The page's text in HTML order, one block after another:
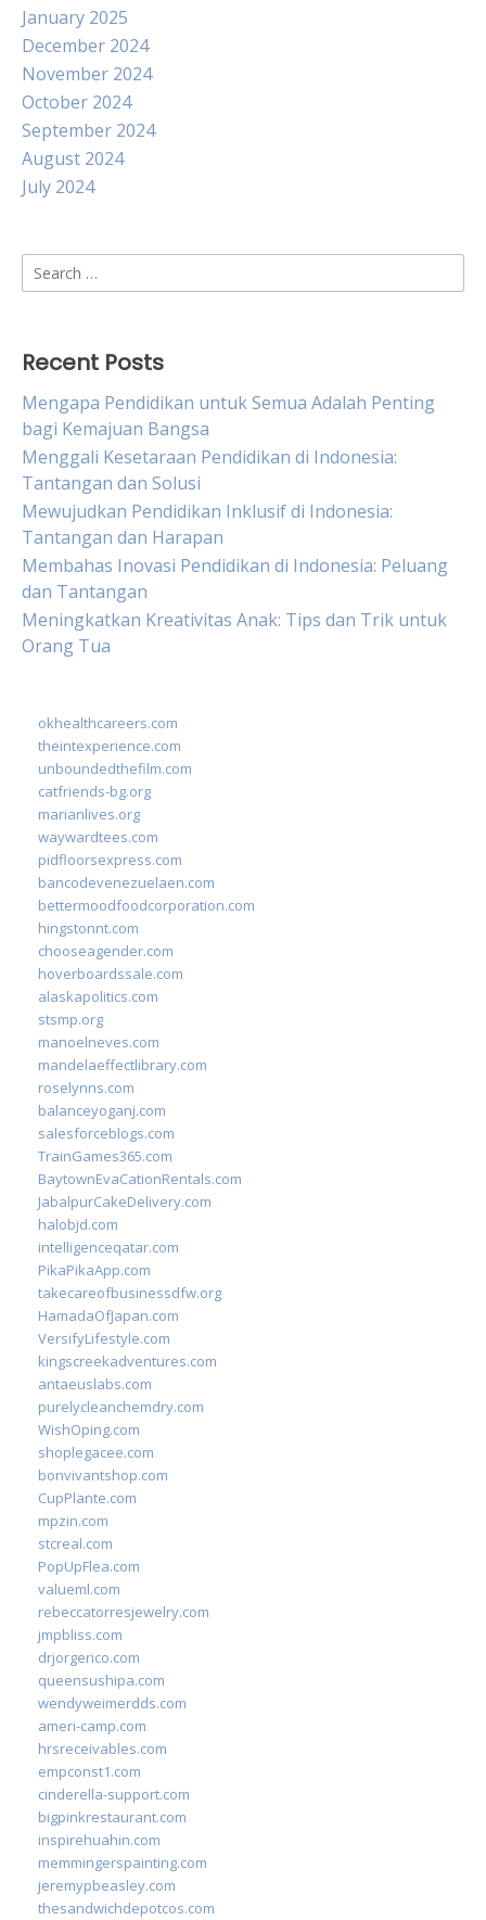
January 2025
December 2024
November 2024
October 2024
September 2024
August 2024
July 2024
Search
for:
Recent Posts
Mengapa Pendidikan untuk Semua Adalah Penting
bagi Kemajuan Bangsa
Menggali Kesetaraan Pendidikan di Indonesia:
Tantangan dan Solusi
Mewujudkan Pendidikan Inklusif di Indonesia:
Tantangan dan Harapan
Membahas Inovasi Pendidikan di Indonesia: Peluang
dan Tantangan
Meningkatkan Kreativitas Anak: Tips dan Trik untuk
Orang Tua
okhealthcareers.com
theintexperience.com
unboundedthefilm.com
catfriends-bg.org
marianlives.org
waywardtees.com
pidfloorsexpress.com
bancodevenezuelaen.com
bettermoodfoodcorporation.com
hingstonnt.com
chooseagender.com
hoverboardssale.com
alaskapolitics.com
stsmp.org
manoelneves.com
mandelaeffectlibrary.com
roselynns.com
balanceyoganj.com
salesforceblogs.com
TrainGames365.com
BaytownEvaCationRentals.com
JabalpurCakeDelivery.com
halobjd.com
intelligenceqatar.com
PikaPikaApp.com
takecareofbusinessdfw.org
HamadaOfJapan.com
VersifyLifestyle.com
kingscreekadventures.com
antaeuslabs.com
purelycleanchemdry.com
WishOping.com
shoplegacee.com
bonvivantshop.com
CupPlante.com
mpzin.com
stcreal.com
PopUpFlea.com
valueml.com
rebeccatorresjewelry.com
jmpbliss.com
drjorgerico.com
queensushipa.com
wendyweimerdds.com
ameri-camp.com
hrsreceivables.com
empconst1.com
cinderella-support.com
bigpinkrestaurant.com
inspirehuahin.com
memmingerspainting.com
jeremypbeasley.com
thesandwichdepotcos.com